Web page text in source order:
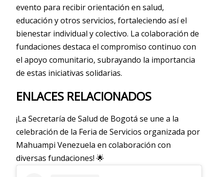
evento para recibir orientación en salud,
educación y otros servicios, fortaleciendo así el
bienestar individual y colectivo. La colaboración de
fundaciones destaca el compromiso continuo con
el apoyo comunitario, subrayando la importancia
de estas iniciativas solidarias.
ENLACES RELACIONADOS
¡La Secretaría de Salud de Bogotá se une a la
celebración de la Feria de Servicios organizada por
Mahuampi Venezuela en colaboración con
diversas fundaciones! 🌟